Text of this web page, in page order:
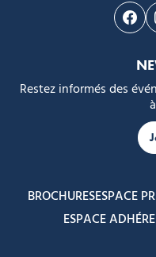
Restez informés des
BROCHURESESPACE
ESPACE